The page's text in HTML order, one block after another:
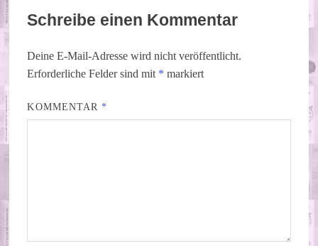
Schreibe einen Kommentar
Deine E-Mail-Adresse wird nicht veröffentlicht.
Erforderliche Felder sind mit * markiert
KOMMENTAR *